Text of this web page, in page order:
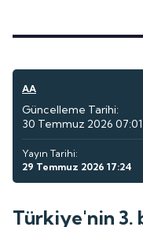
AA
Güncelleme Tarihi:
30 Temmuz 2026 07:01
Yayın Tarihi:
29 Temmuz 2026 17:24
Türkiye'nin 3.